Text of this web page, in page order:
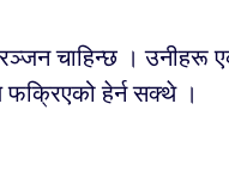
चाहिन्छ । उनीहरू
हेर्न सक्थे ।